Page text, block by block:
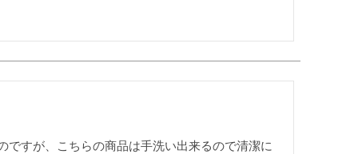
すが、こちらの商品は手洗い出来るので清潔に